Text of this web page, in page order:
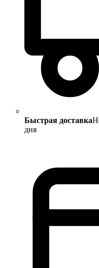
Быстрая доставка
дня